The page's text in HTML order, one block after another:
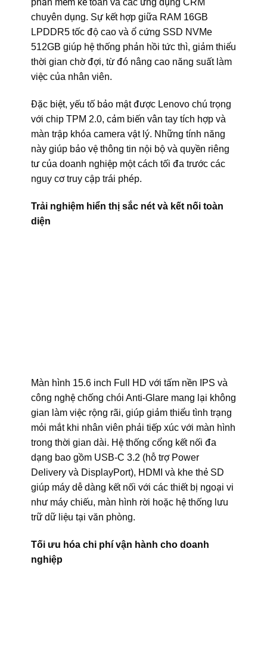
phần mềm kế toán và các ứng dụng CRM
chuyên dụng. Sự kết hợp giữa RAM 16GB
LPDDR5 tốc độ cao và ổ cứng SSD NVMe
512GB giúp hệ thống phản hồi tức thì, giảm thiểu
thời gian chờ đợi, từ đó nâng cao năng suất làm
việc của nhân viên.
Đặc biệt, yếu tố bảo mật được Lenovo chú trọng
với chip TPM 2.0, cảm biến vân tay tích hợp và
màn trập khóa camera vật lý. Những tính năng
này giúp bảo vệ thông tin nội bộ và quyền riêng
tư của doanh nghiệp một cách tối đa trước các
nguy cơ truy cập trái phép.
Trải nghiệm hiển thị sắc nét và kết nối toàn
diện
Màn hình 15.6 inch Full HD với tấm nền IPS và
công nghệ chống chói Anti-Glare mang lại không
gian làm việc rộng rãi, giúp giảm thiểu tình trạng
mỏi mắt khi nhân viên phải tiếp xúc với màn hình
trong thời gian dài. Hệ thống cổng kết nối đa
dạng bao gồm USB-C 3.2 (hỗ trợ Power
Delivery và DisplayPort), HDMI và khe thẻ SD
giúp máy dễ dàng kết nối với các thiết bị ngoại vi
như máy chiếu, màn hình rời hoặc hệ thống lưu
trữ dữ liệu tại văn phòng.
Tối ưu hóa chi phí vận hành cho doanh
nghiệp